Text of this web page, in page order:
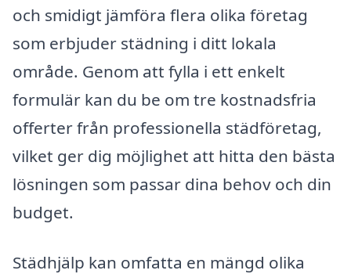
och smidigt jämföra flera olika företag
som erbjuder städning i ditt lokala
område. Genom att fylla i ett enkelt
formulär kan du be om tre kostnadsfria
offerter från professionella städföretag,
vilket ger dig möjlighet att hitta den bästa
lösningen som passar dina behov och din
budget.
Städhjälp kan omfatta en mängd olika